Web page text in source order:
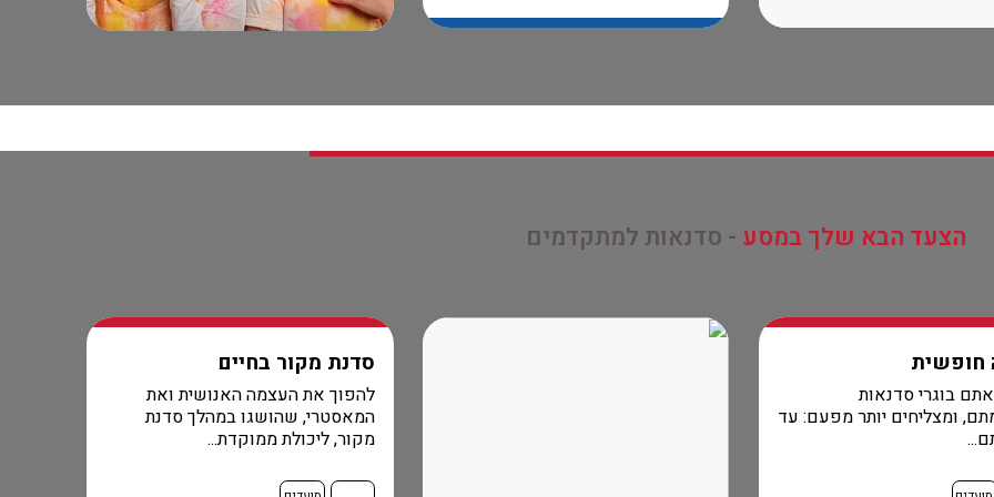
הצעד הבא שלך במסע - סדנאות למתקדמים
חופשית
בוגרי סדנאות
ומצליחים יותר מפעם: עד
סדנת מקור בחיים
להפוך את העצמה האנושית ואת
המאסטרי, שהושגו במהלך סדנת
מקור, ליכולת ממוקדת...